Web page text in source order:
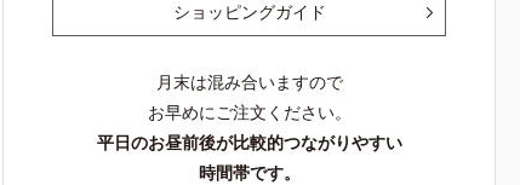
ショッピングガイド
月末は混み合いますので
お早めにご注文ください。
平日のお昼前後が比較的つながりやすい
時間帯です。